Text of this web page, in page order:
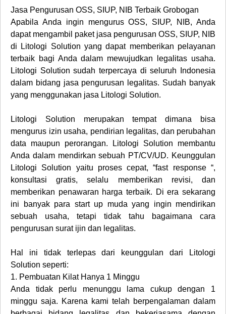
Jasa Pengurusan OSS, SIUP, NIB Terbaik Grobogan
Apabila Anda ingin mengurus OSS, SIUP, NIB, Anda
dapat mengambil paket jasa pengurusan OSS, SIUP, NIB
di Litologi Solution yang dapat memberikan pelayanan
terbaik bagi Anda dalam mewujudkan legalitas usaha.
Litologi Solution sudah terpercaya di seluruh Indonesia
dalam bidang jasa pengurusan legalitas. Sudah banyak
yang menggunakan jasa Litologi Solution.
Litologi Solution merupakan tempat dimana bisa
mengurus izin usaha, pendirian legalitas, dan perubahan
data maupun perorangan. Litologi Solution membantu
Anda dalam mendirkan sebuah PT/CV/UD. Keunggulan
Litologi Solution yaitu proses cepat, “fast response “,
konsultasi gratis, selalu memberikan revisi, dan
memberikan penawaran harga terbaik. Di era sekarang
ini banyak para start up muda yang ingin mendirikan
sebuah usaha, tetapi tidak tahu bagaimana cara
pengurusan surat ijin dan legalitas.
Hal ini tidak terlepas dari keunggulan dari Litologi
Solution seperti:
1. Pembuatan Kilat Hanya 1 Minggu
Anda tidak perlu menunggu lama cukup dengan 1
minggu saja. Karena kami telah berpengalaman dalam